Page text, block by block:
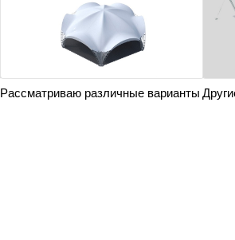
Рассматриваю различные варианты